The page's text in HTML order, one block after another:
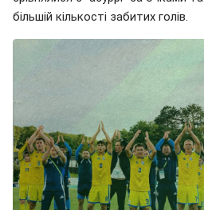
більшій кількості забитих голів.